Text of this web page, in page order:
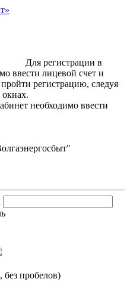
Для регистрации в
ввести лицевой счет и
регистрацию, следуя
окнах.
необходимо ввести
и пароль.
пробелов)